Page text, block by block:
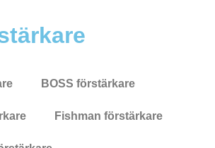
BOSS förstärkare
Fishman förstärkare